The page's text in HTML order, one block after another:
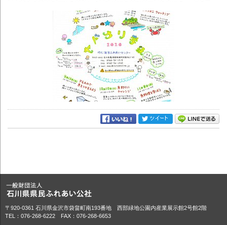
〒920-0361 石川県金沢市袋畠町南193番地 西部緑地公園内産業展示館2号館2階
TEL：076-268-6222 FAX：076-268-6653